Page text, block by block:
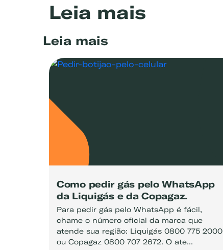
Leia mais
Leia mais
Como pedir gás pelo WhatsApp
da Liquigás e da Copagaz.
Para pedir gás pelo WhatsApp é fácil,
chame o número oficial da marca que
atende sua região: Liquigás 0800 775 2000
ou Copagaz 0800 707 2672. O ate...